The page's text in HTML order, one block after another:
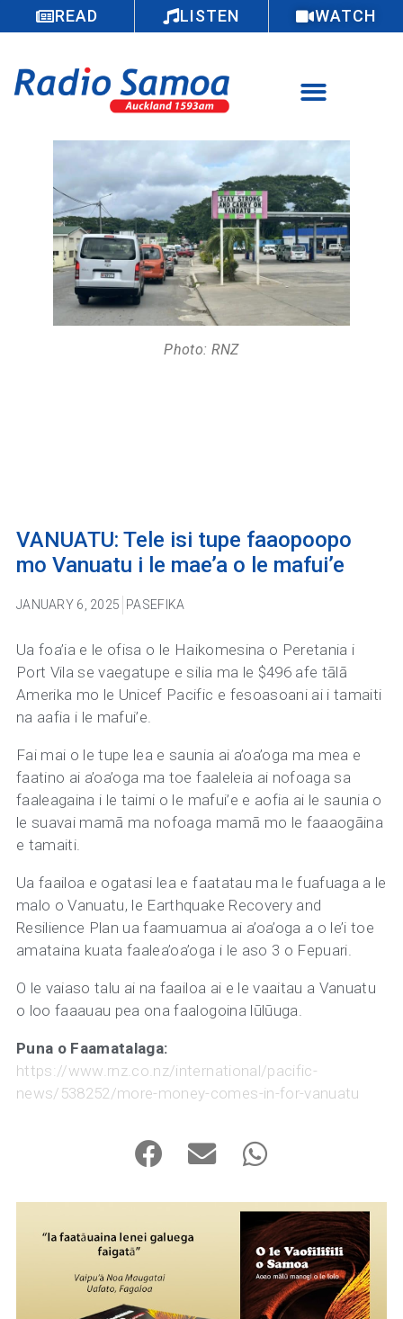
READ LISTEN WATCH
Photo: RNZ
VANUATU: Tele isi tupe faaopoopo
mo Vanuatu i le mae’a o le mafui’e
JANUARY 6, 2025 PASEFIKA
Ua foa’ia e le ofisa o le Haikomesina o Peretania i
Port Vila se vaegatupe e silia ma le $496 afe tālā
Amerika mo le Unicef Pacific e fesoasoani ai i tamaiti
na aafia i le mafui’e.
Fai mai o le tupe lea e saunia ai a’oa’oga ma mea e
faatino ai a’oa’oga ma toe faaleleia ai nofoaga sa
faaleagaina i le taimi o le mafui’e e aofia ai le saunia o
le suavai mamā ma nofoaga mamā mo le faaaogāina
e tamaiti.
Ua faailoa e ogatasi lea e faatatau ma le fuafuaga a le
malo o Vanuatu, le Earthquake Recovery and
Resilience Plan ua faamuamua ai a’oa’oga a o le’i toe
amataina kuata faalea’oa’oga i le aso 3 o Fepuari.
O le vaiaso talu ai na faailoa ai e le vaaitau a Vanuatu
o loo faaauau pea ona faalogoina lūlūuga.
Puna o Faamatalaga:
https://www.rnz.co.nz/international/pacific-
news/538252/more-money-comes-in-for-vanuatu